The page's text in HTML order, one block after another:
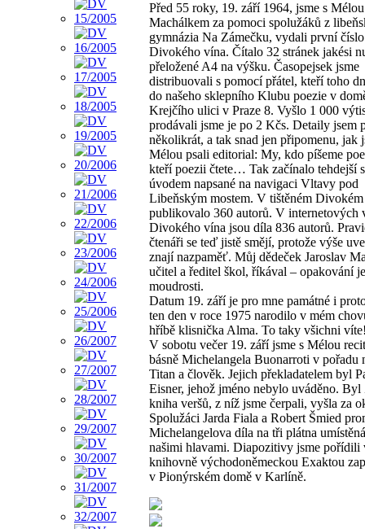
Před 55 roky, 19. září 1964, jsme s Mélou
Machálkem za pomoci spolužáků z
gymnázia Na Zámečku, vydali první číslo
Divokého vína. Čítalo 32 stránek jakési
přeložené A4 na výšku. Časopejsek jsme
distribuovali s pomocí přátel, kteří toho
do našeho sklepního Klubu poezie v
Krejčího ulici v Praze 8. Vyšlo 1 000
prodávali jsme je po 2 Kčs. Detaily jsem
několikrát, a tak snad jen připomenu, jak
Mélou psali editorial: My, kdo píšeme
kteří poezii čtete… Tak začínalo tehdejší
úvodem napsané na navigaci Vltavy pod
Libeňským mostem. V tištěném
publikovalo 360 autorů. V internetových
Divokého vína jsou díla 836 autorů.
čtenáři se teď jistě smějí, protože výše
znají nazpaměť. Můj dědeček Jaroslav
učitel a ředitel škol, říkával – opakování
moudrosti.
Datum 19. září je pro mne památné i
ten den v roce 1975 narodilo v mém
hříbě klisnička Alma. To taky všichni
V sobotu večer 19. září jsme s Mélou
básně Michelangela Buonarroti v pořadu
Titan a člověk. Jejich překladatelem byl
Eisner, jehož jméno nebylo uváděno. Byl
kniha veršů, z níž jsme čerpali, vyšla za
Spolužáci Jarda Fiala a Robert Šmied
Michelangelova díla na tři plátna
našimi hlavami. Diapozitivy jsme pořídili
knihovně východoněmeckou Exaktou
v Pionýrském domě v Karlíně.